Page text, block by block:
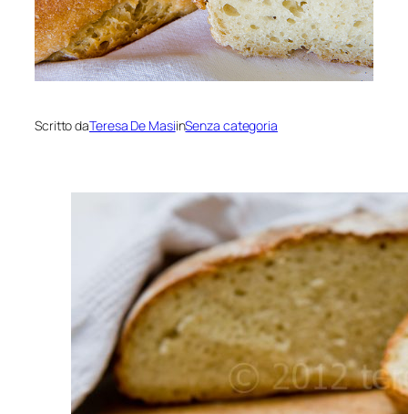
Scritto daTeresa De MasiinSenza categoria